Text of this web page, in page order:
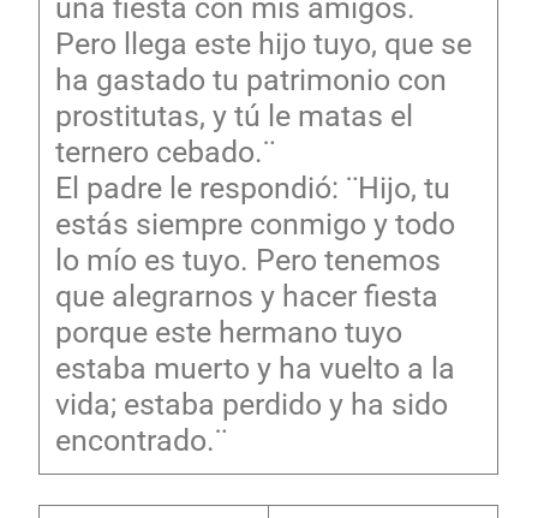
una fiesta con mis amigos.
Pero llega este hijo tuyo, que se
ha gastado tu patrimonio con
prostitutas, y tú le matas el
ternero cebado.¨
El padre le respondió: ¨Hijo, tu
estás siempre conmigo y todo
lo mío es tuyo. Pero tenemos
que alegrarnos y hacer fiesta
porque este hermano tuyo
estaba muerto y ha vuelto a la
vida; estaba perdido y ha sido
encontrado.¨